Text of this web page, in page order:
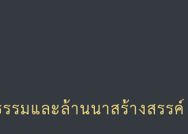
มและล้านนาสร้างสรรค์